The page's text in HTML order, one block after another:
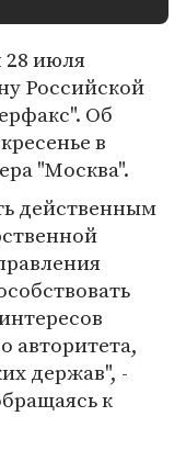
июля
Российской
Об
в
"Москва".
действенным
авторитета,
держав", -
к